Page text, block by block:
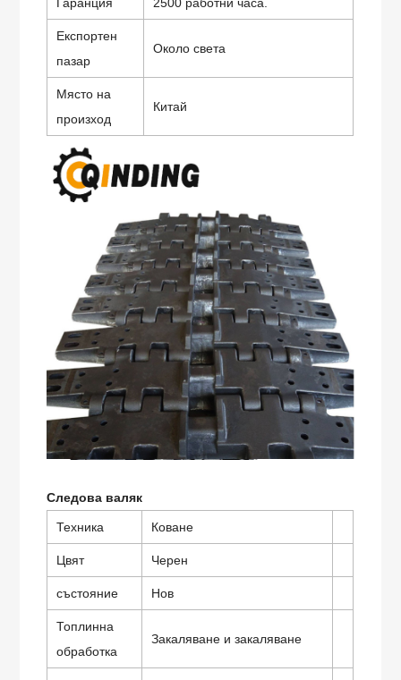
Експортен
пазар
Около света
Място на
произход
Китай
Следова валяк
Техника Коване
Цвят Черен
състояние Нов
Топлинна
обработка
Закаляване и закаляване